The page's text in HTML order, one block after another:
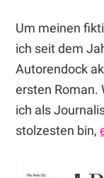
Um meinen
ich seit dem
Autorendock
ersten Roman.
ich als
stolzesten bin,